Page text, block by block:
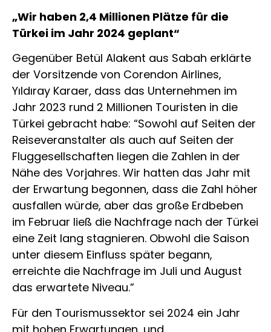
„Wir haben 2,4 Millionen Plätze für die
Türkei im Jahr 2024 geplant“
Gegenüber Betül Alakent aus Sabah erklärte
der Vorsitzende von Corendon Airlines,
Yıldıray Karaer, dass das Unternehmen im
Jahr 2023 rund 2 Millionen Touristen in die
Türkei gebracht habe: “Sowohl auf Seiten der
Reiseveranstalter als auch auf Seiten der
Fluggesellschaften liegen die Zahlen in der
Nähe des Vorjahres. Wir hatten das Jahr mit
der Erwartung begonnen, dass die Zahl höher
ausfallen würde, aber das große Erdbeben
im Februar ließ die Nachfrage nach der Türkei
eine Zeit lang stagnieren. Obwohl die Saison
unter diesem Einfluss später begann,
erreichte die Nachfrage im Juli und August
das erwartete Niveau.”
Für den Tourismussektor sei 2024 ein Jahr